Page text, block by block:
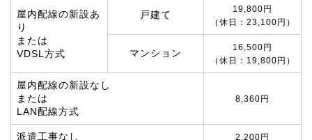
屋内配線の新設あ
り
または
VDSL方式
戸建て
19,800円
（休日：23,100円）
マンション
16,500円
（休日：19,800円）
屋内配線の新設なし
または
LAN配線方式
8,360円
派遣工事なし 2,200円